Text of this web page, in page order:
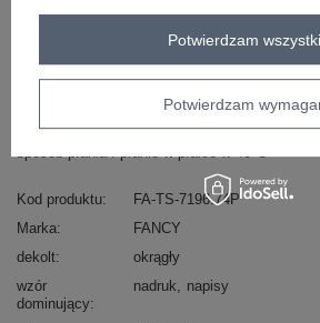
Masz pytanie? Chętnie pomożemy.
Zadzwoń+48 601 547 740 Zadaj
skład materiału : 100% bawełna
sposób prania : pranie w pralce w 40°C
Kod produktu
FA-TS-7196.74P
Marka
FANCY
dekolt
okrągły
wzór
dominujący
nadruk napisy
Potwierdzam
Potwierdzam